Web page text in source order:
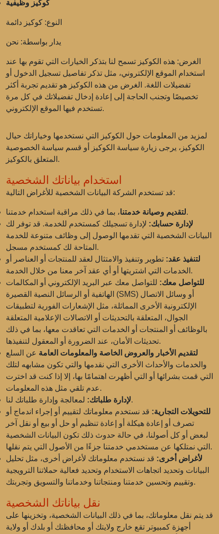
كوكيز وظيفية
النوع: كوكيز دائمة
يدار بواسطة: نحن
الغرض: هذه الكوكيز تسمح لنا بتذكر الخيارات التي تقوم بها عند
استخدام الموقع الإلكتروني، مثل تذكر تفاصيل تسجيل الدخول أو
تفضيلات اللغة. الغرض من هذه الكوكيز هو تقديم تجربة أكثر
تخصيصًا وتجنب الحاجة إلى إعادة إدخال تفضيلاتك في كل مرة
تستخدم فيها الموقع الإلكتروني.
لمزيد من المعلومات حول الكوكيز التي نستخدمها وخياراتك حيال
الكوكيز، يرجى زيارة سياسة الكوكيز أو قسم سياسة الخصوصية
المتعلق بالكوكيز.
استخدام بياناتك الشخصية
قد تستخدم الشركة البيانات الشخصية للأغراض التالية:
لتقديم وصيانة خدمتنا، بما في ذلك مراقبة استخدام خدمتنا.
لإدارة حسابك: لإدارة تسجيلك كمستخدم للخدمة. قد توفر لك
البيانات الشخصية التي تقدمها الوصول إلى وظائف متنوعة للخدمة
المتاحة لك كمستخدم مسجل.
لتنفيذ عقد: تطوير وتنفيذ والامتثال لعقد للمنتجات أو العناصر أو
الخدمات التي اشتريتها أو أي عقد آخر معنا من خلال الخدمة.
للتواصل معك: للتواصل معك عبر البريد الإلكتروني أو المكالمات
الهاتفية أو الرسائل النصية القصيرة (SMS) أو وسائل الاتصال
الإلكترونية الأخرى المماثلة، مثل الإشعارات الفورية لتطبيقات
الجوال، المتعلقة بالتحديثات أو الاتصالات الإعلامية المتعلقة
بالوظائف أو المنتجات أو الخدمات التي تعاقدت معها، بما في ذلك
تحديثات الأمان، عند الضرورة أو المعقول لتنفيذها.
لتقديم الأخبار والعروض الخاصة والمعلومات العامة عن السلع
والخدمات والأحداث الأخرى التي نقدمها والتي تكون مشابهه لتلك
التي قمت بشرائها أو التي أظهرت اهتمامًا بها، إلا إذا كنت قد اخترت
عدم تلقي مثل هذه المعلومات.
لإدارة طلباتك:لمعالجة وإدارة طلباتك لنا.
للتحويلات التجارية: قد نستخدم معلوماتك لتقييم أو إجراء اندماج أو
تصرف أو إعادة هيكلة أو إعادة تنظيم أو حل أو بيع أو نقل آخر
لبعض أو كل أصولنا، في حالة حدوث ذلك تكون البيانات الشخصية
التي نمتلكها عن مستخدمي خدمتنا جزءًا من الأصول التي يتم نقلها.
لأغراض أخرى: قد نستخدم معلوماتك لأغراض أخرى، مثل تحليل
البيانات وتحديد اتجاهات الاستخدام وتحديد فعالية حملاتنا الترويجية
وتقييم وتحسين خدمتنا ومنتجاتنا وخدماتنا والتسويق وتجربتك.
نقل بياناتك الشخصية
قد يتم نقل معلوماتك، بما في ذلك البيانات الشخصية، وتخزينها على
أجهزة كمبيوتر تقع خارج ولايتك أو محافظتك أو بلدك أو ولاية